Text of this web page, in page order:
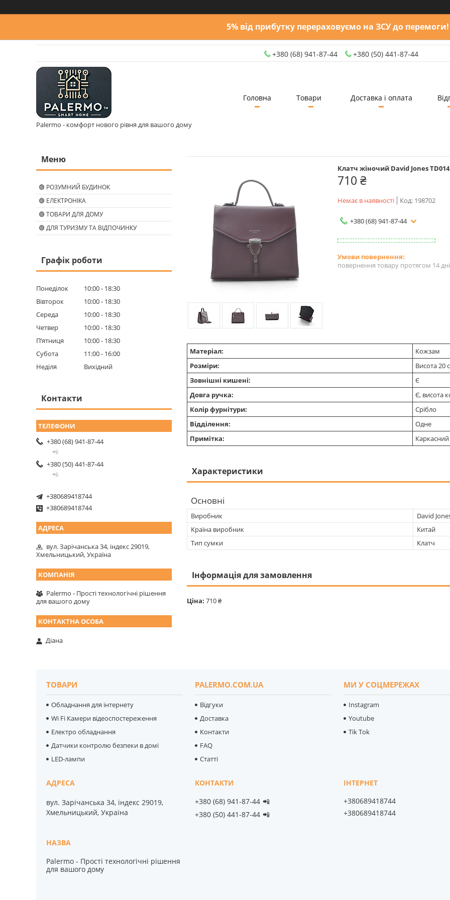
5% від прибутку перераховуємо на ЗСУ до перемоги!
+380 (68) 941-87-44 +380 (50) 441-87-44
Palermo - комфорт нового рівня для вашого дому
Головна Товари Доставка і оплата
Клатч жіночий David Jones
710 ₴
Немає в наявності Код: 198702
+380 (68) 941-87-44
повернення товару протягом 14
Матеріал:
Кожзам
Розміри:
Висота 20
Зовнішні кишені:
Є
Довга ручка:
Є, висота
Колір фурнітури:
Срібло
Відділення:
Одне
Примітка:
Характеристики
Основні
Виробник
David
Країна виробник
Китай
Тип сумки
Клатч
Інформація для замовлення
Ціна: 710 ₴
🟢 РОЗУМНИЙ БУДИНОК
🟢 ЕЛЕКТРОНІКА
🟢 ТОВАРИ ДЛЯ ДОМУ
🟢 ДЛЯ ТУРИЗМУ ТА ВІДПОЧИНКУ
Графік роботи
Понеділок 10:00
18:30
Вівторок
10:00
18:30
Середа
10:00
18:30
Четвер
10:00
18:30
Пʼятниця
10:00
18:30
Субота
11:00
16:00
Неділя
Вихідний
Контакти
+380 (68) 941-87-44
📲
+380 (50) 441-87-44
📲
+380689418744
+380689418744
вул. Зарічанська 34, індекс 29019,
Хмельницький, Україна
Palermo - Прості технологічні рішення
для вашого дому
Діана
ТОВАРИ
Обладнання для інтернету
Wi Fi Камери відеоспостереження
Електро обладнання
Датчики контролю безпеки в домі
LED-лампи
PALERMO.COM.UA
Відгуки
Доставка
Контакти
FAQ
Статті
МИ У СОЦМЕРЕЖАХ
Instagram
Youtube
Tik Tok
вул. Зарічанська 34, індекс 29019,
Хмельницький, Україна
Palermo - Прості технологічні рішення
для вашого дому
+380 (68) 941-87-44 📲
+380 (50) 441-87-44 📲
+380689418744
+380689418744